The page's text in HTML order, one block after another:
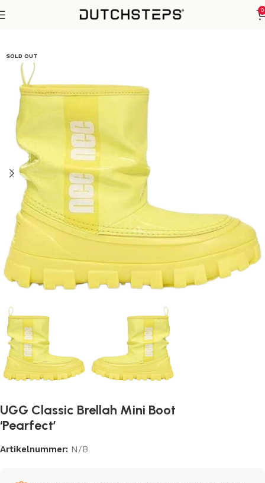
0
SOLD OUT
UGG Classic Brellah Mini Boot
‘Pearfect’
Artikelnummer: N/B